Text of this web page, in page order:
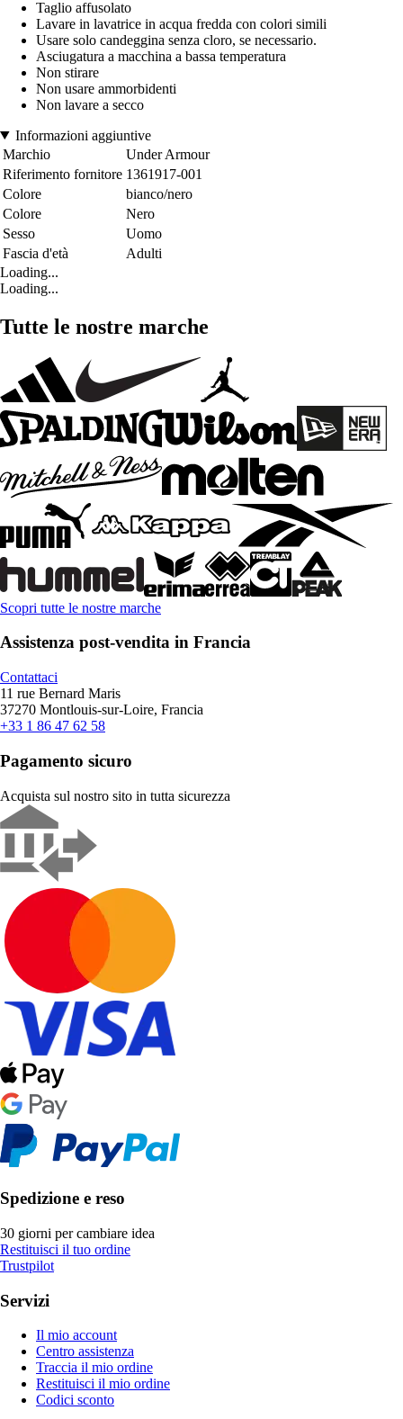
Taglio affusolato
Lavare in lavatrice in acqua fredda con colori simili
Usare solo candeggina senza cloro, se necessario.
Asciugatura a macchina a bassa temperatura
Non stirare
Non usare ammorbidenti
Non lavare a secco
Informazioni aggiuntive
Marchio
Under Armour
Riferimento fornitore 1361917-001
Colore
bianco/nero
Colore
Nero
Sesso
Uomo
Fascia d'età
Adulti
Loading...
Loading...
Tutte le nostre marche
Scopri tutte le nostre marche
Assistenza post-vendita in Francia
Contattaci
11 rue Bernard Maris
37270 Montlouis-sur-Loire, Francia
+33 1 86 47 62 58
Pagamento sicuro
Acquista sul nostro sito in tutta sicurezza
Spedizione e reso
30 giorni per cambiare idea
Restituisci il tuo ordine
Trustpilot
Servizi
Il mio account
Centro assistenza
Traccia il mio ordine
Restituisci il mio ordine
Codici sconto